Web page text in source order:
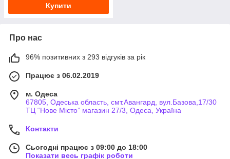
Купити
Про нас
96% позитивних з 293 відгуків за рік
Працює з 06.02.2019
м. Одеса
67805, Одеська область, смт.Авангард, вул.Базова,17/30
ТЦ “Нове Місто” магазин 27/3, Одеса, Україна
Контакти
Сьогодні працює з 09:00 до 18:00
Показати весь графік роботи